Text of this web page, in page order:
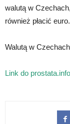
walutą w
również płacić euro.
Walutą w
Link do